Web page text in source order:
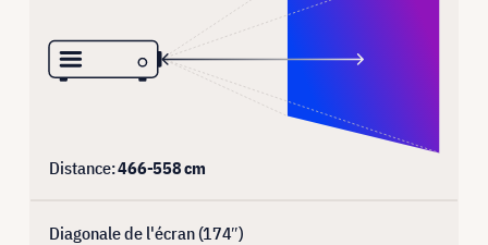
Distance:466-558cm
Diagonale de l'écran (174″)